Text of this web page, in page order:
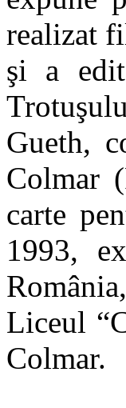
realizat
şi a
Gueth,
Colmar
carte
1993,
Liceul
Colmar.